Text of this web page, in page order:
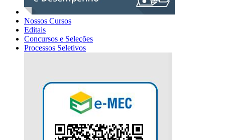
Nossos Cursos
Editais
Concursos e Seleções
Processos Seletivos